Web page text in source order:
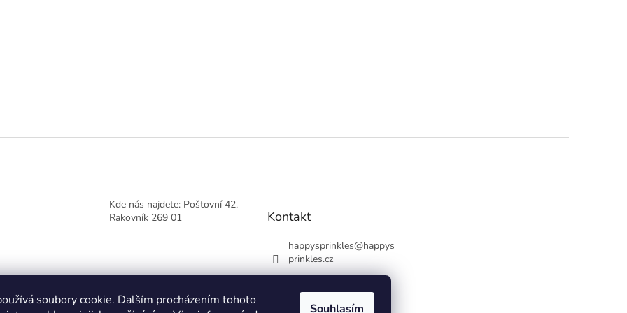
soubory cookie. Dalším procházením tohoto
Souhlasím
Kde nás najdete: Poštovní 42,
Rakovník 269 01
Kontakt
happysprinkles@happys
prinkles.cz
+420736770446